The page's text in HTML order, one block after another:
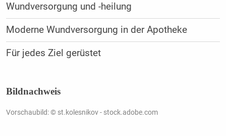
Wundversorgung und -heilung
Moderne Wundversorgung in der Apotheke
Für jedes Ziel gerüstet
Bildnachweis
Vorschaubild: © st.kolesnikov - stock.adobe.com